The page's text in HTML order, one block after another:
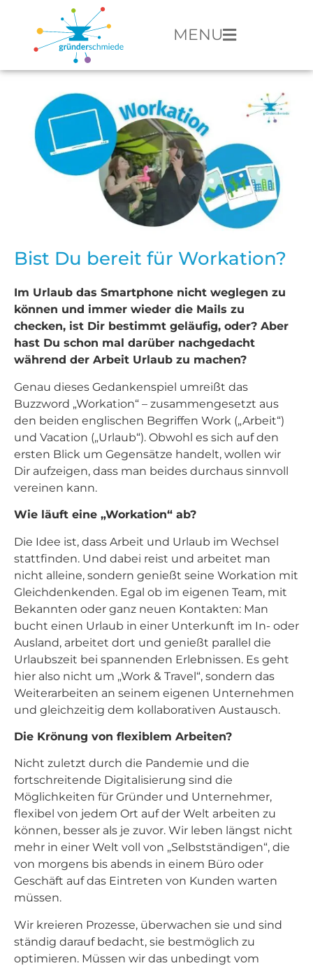
MENU
Bist Du bereit für Workation?
Im Urlaub das Smartphone nicht weglegen zu
können und immer wieder die Mails zu
checken, ist Dir bestimmt geläufig, oder? Aber
hast Du schon mal darüber nachgedacht
während der Arbeit Urlaub zu machen?
Genau dieses Gedankenspiel umreißt das
Buzzword „Workation“ – zusammengesetzt aus
den beiden englischen Begriffen Work („Arbeit“)
und Vacation („Urlaub“). Obwohl es sich auf den
ersten Blick um Gegensätze handelt, wollen wir
Dir aufzeigen, dass man beides durchaus sinnvoll
vereinen kann.
Wie läuft eine „Workation“ ab?
Die Idee ist, dass Arbeit und Urlaub im Wechsel
stattfinden. Und dabei reist und arbeitet man
nicht alleine, sondern genießt seine Workation mit
Gleichdenkenden. Egal ob im eigenen Team, mit
Bekannten oder ganz neuen Kontakten: Man
bucht einen Urlaub in einer Unterkunft im In- oder
Ausland, arbeitet dort und genießt parallel die
Urlaubszeit bei spannenden Erlebnissen. Es geht
hier also nicht um „Work & Travel“, sondern das
Weiterarbeiten an seinem eigenen Unternehmen
und gleichzeitig dem kollaborativen Austausch.
Die Krönung von flexiblem Arbeiten?
Nicht zuletzt durch die Pandemie und die
fortschreitende Digitalisierung sind die
Möglichkeiten für Gründer und Unternehmer,
flexibel von jedem Ort auf der Welt arbeiten zu
können, besser als je zuvor. Wir leben längst nicht
mehr in einer Welt voll von „Selbstständigen“, die
von morgens bis abends in einem Büro oder
Geschäft auf das Eintreten von Kunden warten
müssen.
Wir kreieren Prozesse, überwachen sie und sind
ständig darauf bedacht, sie bestmöglich zu
optimieren. Müssen wir das unbedingt vom